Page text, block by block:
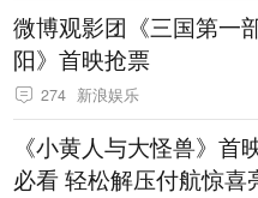
微博观影团《三国第一
阳》首映抢票
274 新浪娱乐
《小黄人与大怪兽》首
必看 轻松解压付航惊喜